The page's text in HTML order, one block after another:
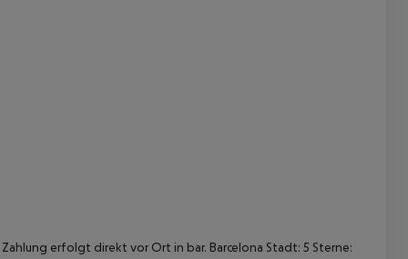
erfolgt direkt vor Ort in bar. Barcelona Stadt: 5 Sterne: